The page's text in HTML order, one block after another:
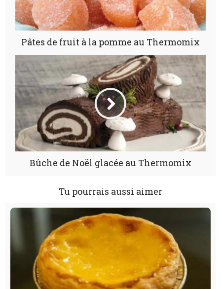
Pâtes de fruit à la pomme au Thermomix
Bûche de Noël glacée au Thermomix
Tu pourrais aussi aimer